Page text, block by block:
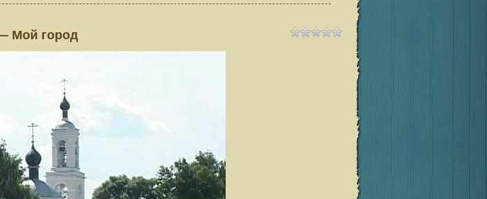
Мой город